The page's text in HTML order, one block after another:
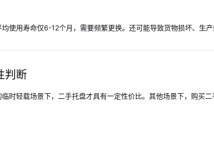
使用寿命仅6-12个月，需要频繁更换。还可能导致货物损坏、生产
判断
时轻载场景下，二手托盘才具有一定性价比。其他场景下，购买二